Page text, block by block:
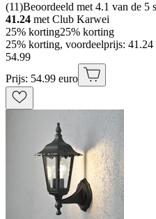
(11)Beoordeeld met 4.1 van de 5
41.24 met Club Karwei
25% korting25% korting
25% korting, voordeelprijs:
54.99
Prijs: 54.99 euro